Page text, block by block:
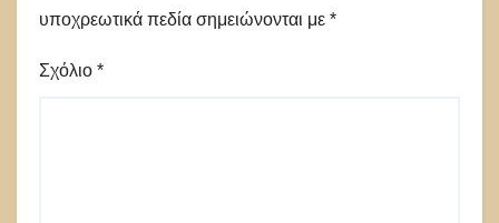
υποχρεωτικά πεδία σημειώνονται με *
Σχόλιο *